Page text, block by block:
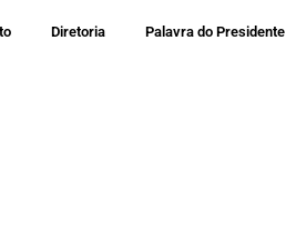
Diretoria Palavra do Presidente